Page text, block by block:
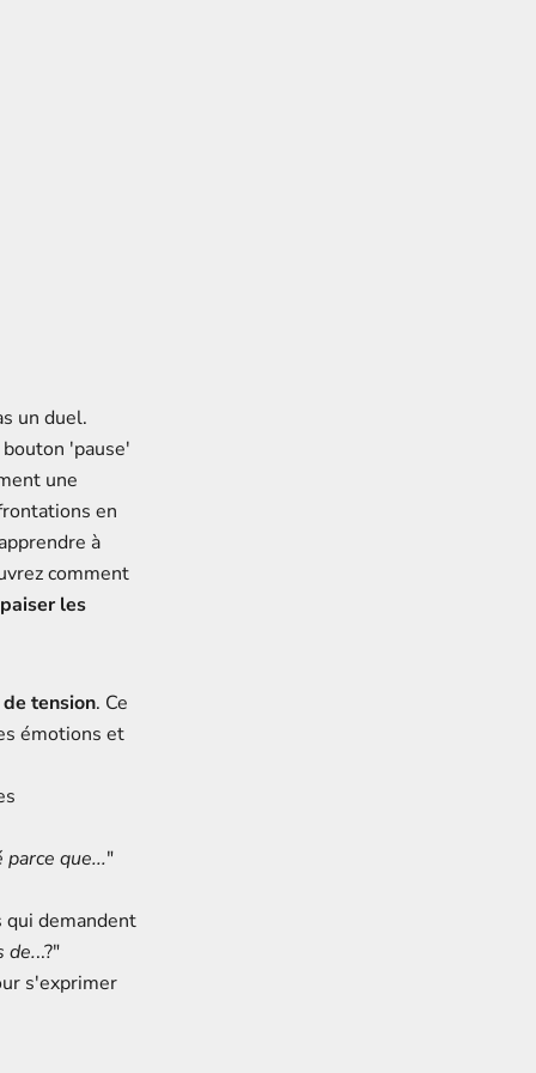
un duel.
'pause'
une
en
à
comment
les
tension. Ce
émotions et
que..."
qui demandent
de...?"
s'exprimer